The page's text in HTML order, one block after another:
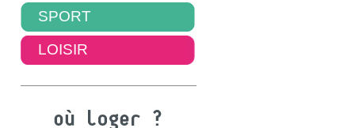
SPORT
LOISIR